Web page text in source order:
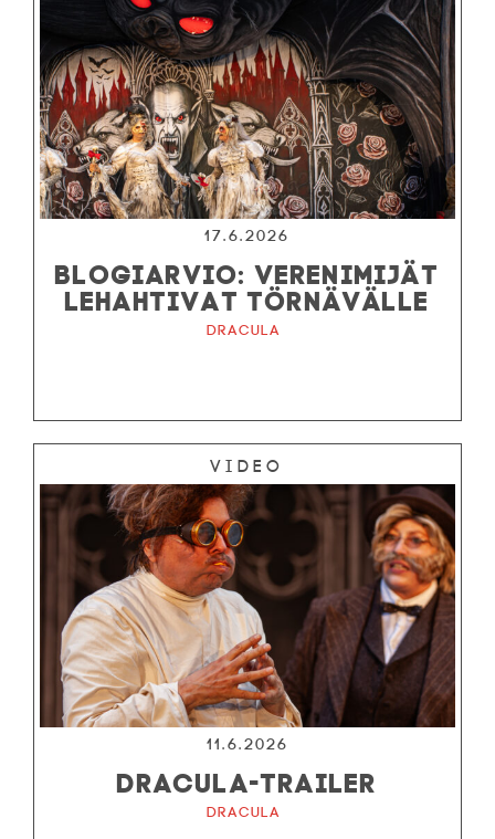
17.6.2026
BLOGIARVIO: VERENIMIJÄT
LEHAHTIVAT TÖRNÄVÄLLE
Dracula
Video
11.6.2026
DRACULA-TRAILER
Dracula